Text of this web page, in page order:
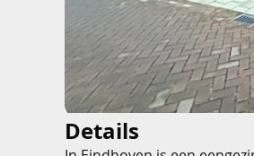
Details